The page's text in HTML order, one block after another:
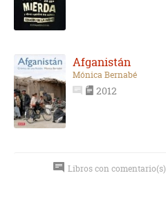
Afganistán
Mónica Bernabé
2012
Libros con comentario(s)